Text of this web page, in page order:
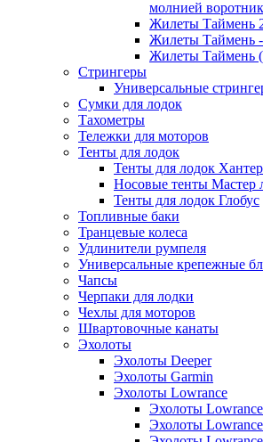
молнией
Жилеты Таймень
Жилеты Таймень
Жилеты Таймень
Стрингеры
Универсальные
Сумки для лодок
Тахометры
Тележки для моторов
Тенты для лодок
Тенты для лодок Хантер
Носовые тенты Мастер
Тенты для лодок Глобус
Топливные баки
Транцевые колеса
Удлинители румпеля
Универсальные крепежные
Чапсы
Черпаки для лодки
Чехлы для моторов
Швартовочные канаты
Эхолоты
Эхолоты Deeper
Эхолоты Garmin
Эхолоты Lowrance
Эхолоты
Эхолоты